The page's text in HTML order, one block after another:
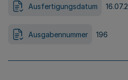
Ausfertigungsdatum
Ausgabennummer 196